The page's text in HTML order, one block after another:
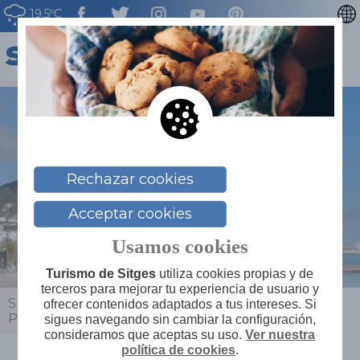
19.5ºC
CATALÀ
ENGLISH
FRANÇAIS
Sitges > Actualidad > Agenda > San Juan en el
Poble Sec
Rechazar cookies
Acceptar cookies
Usamos cookies
Turismo de Sitges utiliza cookies propias y de
terceros para mejorar tu experiencia de usuario y
ofrecer contenidos adaptados a tus intereses. Si
sigues navegando sin cambiar la configuración,
consideramos que aceptas su uso.Ver nuestra
política de cookies.